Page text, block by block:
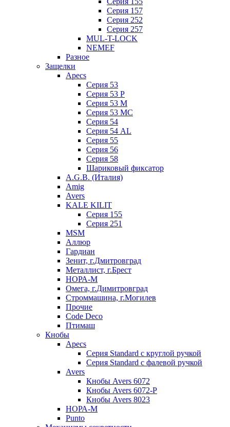
Серия 157
Серия 252
Серия 257
MUL-T-LOCK
NEMEF
Разное
Защелки
Apecs
Серия 53
Серия 53 P
Серия 53 М
Серия 53 МC
Серия 54
Серия 54 AL
Серия 55
Серия 56
Серия 58
Шариковый фиксатор
A.G.B. (Италия)
Amig
Avers
KALE KILIT
Серия 155
Серия 251
MSM
Аллюр
Гардиан
Зенит, г.Дмитровград
Металлист, г.Брест
НОРА-М
Омега, г.Димитровград
Строммашина, г.Могилев
Прочие
Code Deco
Птимаш
Кнобы
Apecs
Серия Standard с круглой ручкой
Серия Standard с фалевой ручкой
Avers
Кнобы Avers 6072
Кнобы Avers 6072-P
Кнобы Avers 8023
НОРА-М
Punto